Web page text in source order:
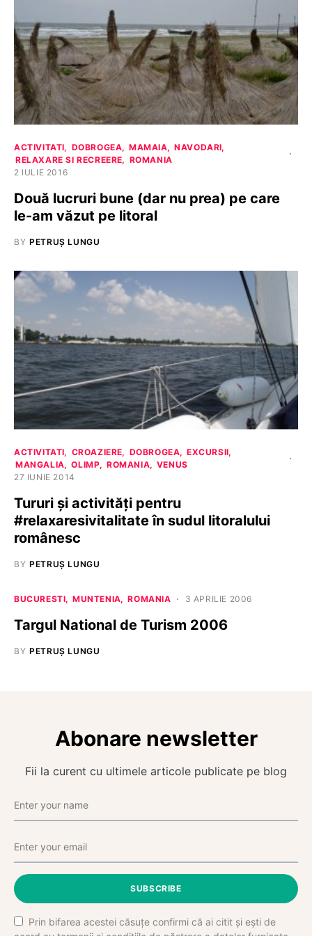
ACTIVITATI DOBROGEA MAMAIA
NAVODARI
RELAXARE SI RECREERE
ROMANIA
2 IULIE 2016
Două lucruri bune (dar nu prea) pe care
le-am văzut pe litoral
BY PETRUȘ LUNGU
ACTIVITATI CROAZIERE DOBROGEA
EXCURSII
MANGALIA
OLIMP ROMANIA
VENUS
27 IUNIE 2014
Tururi şi activităţi pentru
#relaxaresivitalitate în sudul litoralului
românesc
BY PETRUȘ LUNGU
BUCURESTI MUNTENIA ROMANIA 3 APRILIE 2006
Targul National de Turism 2006
BY PETRUȘ LUNGU
Abonare newsletter
Fii la curent cu ultimele articole publicate pe blog
SUBSCRIBE
Prin bifarea acestei căsuțe confirmi că ai citit și ești de